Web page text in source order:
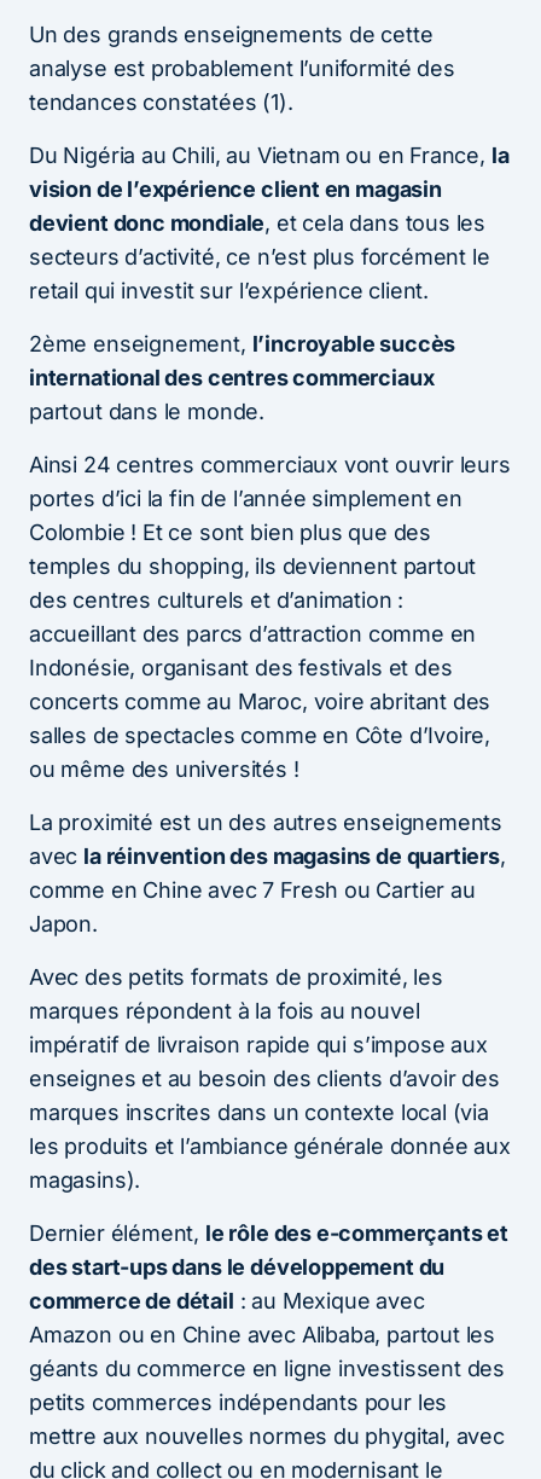
Un des grands enseignements de cette
analyse est probablement l’uniformité des
tendances constatées (1).
Du Nigéria au Chili, au Vietnam ou en France, la
vision de l’expérience client en magasin
devient donc mondiale, et cela dans tous les
secteurs d’activité, ce n’est plus forcément le
retail qui investit sur l’expérience client.
2ème enseignement, l’incroyable succès
international des centres commerciaux
partout dans le monde.
Ainsi 24 centres commerciaux vont ouvrir leurs
portes d’ici la fin de l’année simplement en
Colombie ! Et ce sont bien plus que des
temples du shopping, ils deviennent partout
des centres culturels et d’animation :
accueillant des parcs d’attraction comme en
Indonésie, organisant des festivals et des
concerts comme au Maroc, voire abritant des
salles de spectacles comme en Côte d’Ivoire,
ou même des universités !
La proximité est un des autres enseignements
avec la réinvention des magasins de quartiers,
comme en Chine avec 7 Fresh ou Cartier au
Japon.
Avec des petits formats de proximité, les
marques répondent à la fois au nouvel
impératif de livraison rapide qui s’impose aux
enseignes et au besoin des clients d’avoir des
marques inscrites dans un contexte local (via
les produits et l’ambiance générale donnée aux
magasins).
Dernier élément, le rôle des e-commerçants et
des start-ups dans le développement du
commerce de détail : au Mexique avec
Amazon ou en Chine avec Alibaba, partout les
géants du commerce en ligne investissent des
petits commerces indépendants pour les
mettre aux nouvelles normes du phygital, avec
du click and collect ou en modernisant le